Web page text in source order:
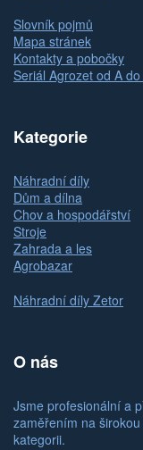
Slovník pojmů
Mapa stránek
Kontakty a pobočky
Seriál Agrozet od A
Kategorie
Náhradní díly
Dům a dílna
Chov a hospodářství
Stroje
Zahrada a les
Agrobazar
Náhradní díly Zetor
O nás
Jsme profesionální a
zaměřením na
kategorii.